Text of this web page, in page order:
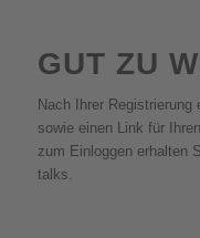
GUT ZU
Nach Ihrer Registrierung
sowie einen Link für
zum Einloggen erhalten
talks.